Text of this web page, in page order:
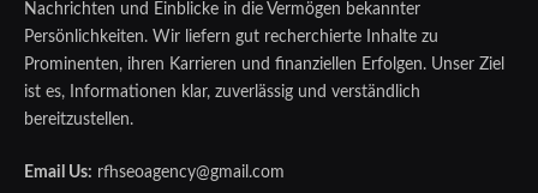
Nachrichten und Einblicke in die Vermögen bekannter
Persönlichkeiten. Wir liefern gut recherchierte Inhalte zu
Prominenten, ihren Karrieren und finanziellen Erfolgen. Unser Ziel
ist es, Informationen klar, zuverlässig und verständlich
bereitzustellen.
Email Us: rfhseoagency@gmail.com